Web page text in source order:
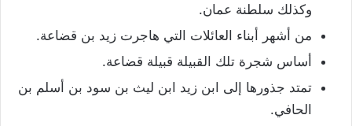
وكذلك سلطنة عمان.
من أشهر أبناء العائلات التي هاجرت زيد بن قضاعة.
أساس شجرة تلك القبيلة قبيلة قضاعة.
تمتد جذورها إلى ابن زيد ابن ليث بن سود بن أسلم بن
الحافي.